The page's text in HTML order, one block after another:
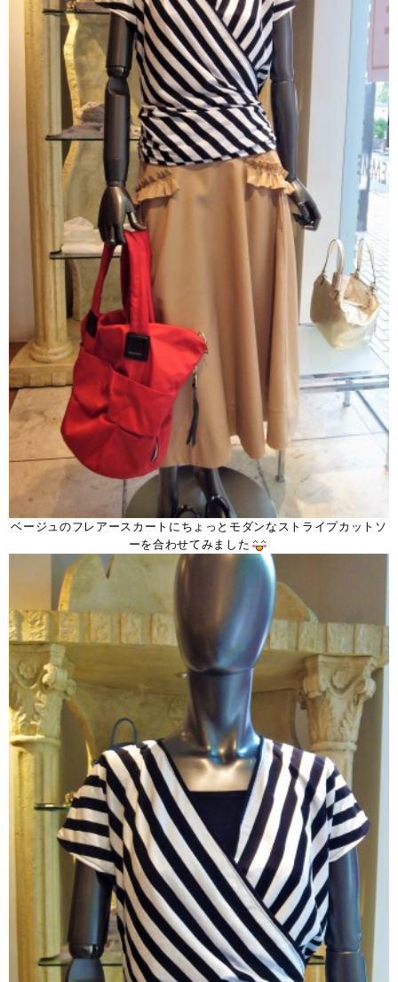
ベージュのフレアースカートにちょっとモダンなストライプカットソ
ーを合わせてみました